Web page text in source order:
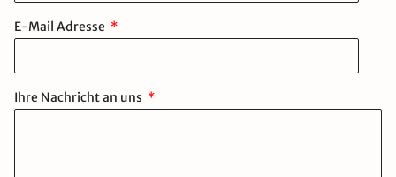
E-Mail Adresse
Ihre Nachricht an uns